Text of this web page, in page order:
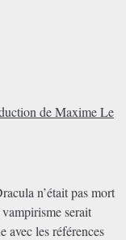
de Maxime Le
n’était pas mort
serait
avec les références